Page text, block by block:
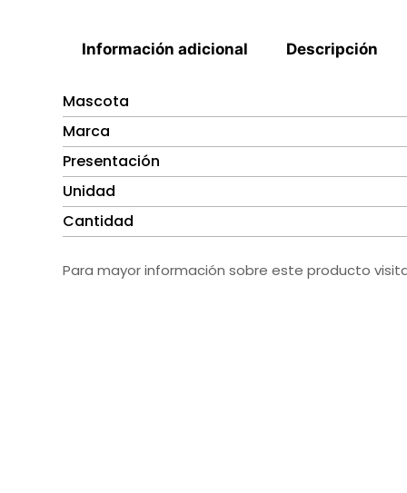
Información adicional Descripción
Mascota
Marca
Presentación
Unidad
Cantidad
Para mayor información sobre este producto